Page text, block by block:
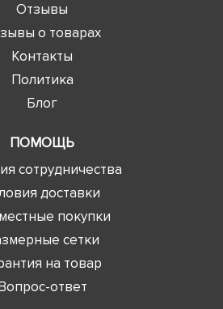
Отзывы
о товарах
Контакты
Политика
Блог
ПОМОЩЬ
сотрудничества
доставки
покупки
сетки
на товар
ответ